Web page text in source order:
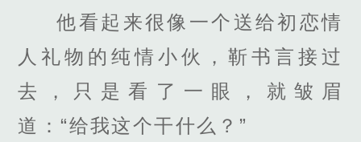
他看起来很像一个送给初恋情
人礼物的纯情小伙，靳书言接过
去，只是看了一眼，就皱眉
道：“给我这个干什么？”